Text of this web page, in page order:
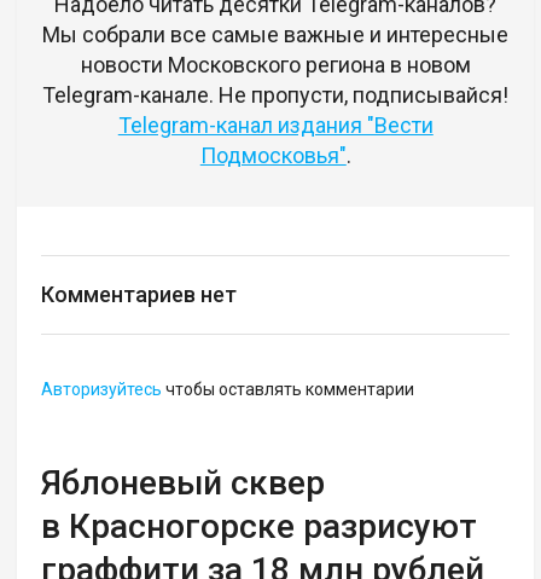
Мы собрали все самые важные и интересные
новости Московского региона в новом
Telegram-канале. Не пропусти, подписывайся!
Telegram-канал издания "Вести
Подмосковья".
Комментариев нет
Авторизуйтесь чтобы оставлять комментарии
Яблоневый сквер
в Красногорске разрисуют
граффити за 18 млн рублей